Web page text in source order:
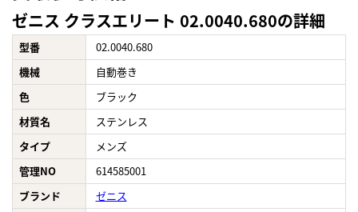
ゼニス クラスエリート 02.0040.680の詳細
型番
02.0040.680
機械
自動巻き
色
ブラック
材質名
ステンレス
タイプ
メンズ
管理NO
614585001
ブランド
ゼニス